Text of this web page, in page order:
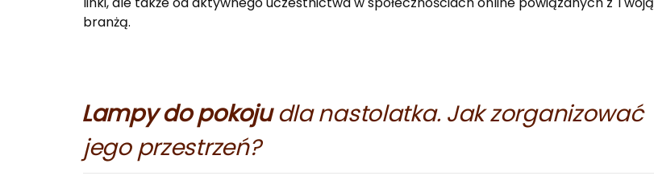
branżą.
Lampy do pokojudla nastolatka. Jak zorganizować
jego przestrzeń?